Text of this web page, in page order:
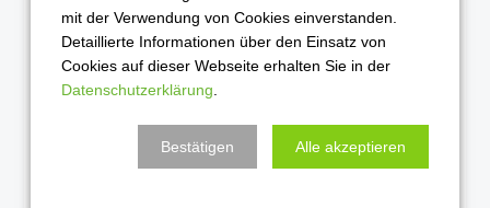
April 2022
März 2022
Februar 2022
mit der Verwendung von Cookies einverstanden.
Detaillierte Informationen über den Einsatz von
Cookies auf dieser Webseite erhalten Sie in der
Datenschutzerklärung
Bestätigen Alle akzeptieren